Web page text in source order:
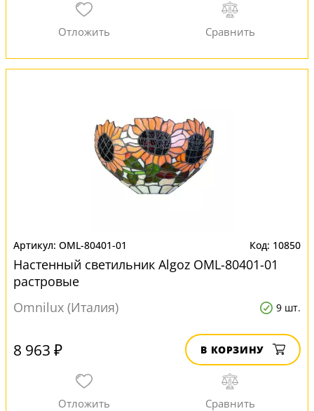
OML-80401-01 10850
Настенный светильник Algoz OML-80401-01
растровые
Omnilux (Италия)
9 шт.
8 963 ₽ В КОРЗИНУ